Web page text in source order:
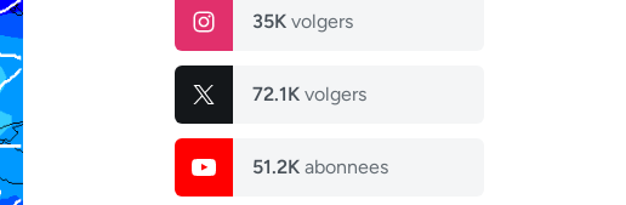
35K volgers
72.1K volgers
51.2K abonnees